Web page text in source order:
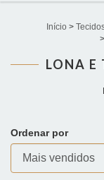
Início >
>
LONA E
Ordenar por